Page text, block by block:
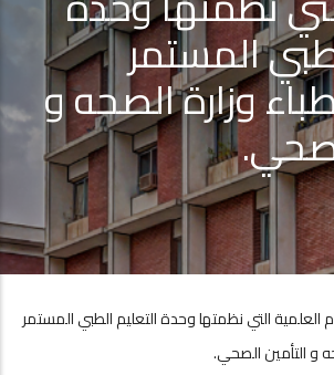
المستمر
وزارة الصحه و
العلمية التي نظمتها وحدة التعليم الطبي المستمر
و التأمين الصحي.